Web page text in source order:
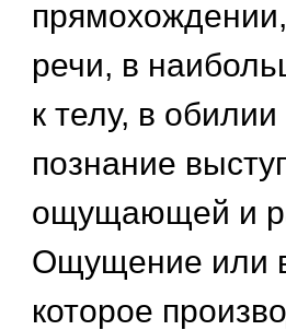
речи, в
к телу, в
познание
ощущающей и
Ощущение или
которое